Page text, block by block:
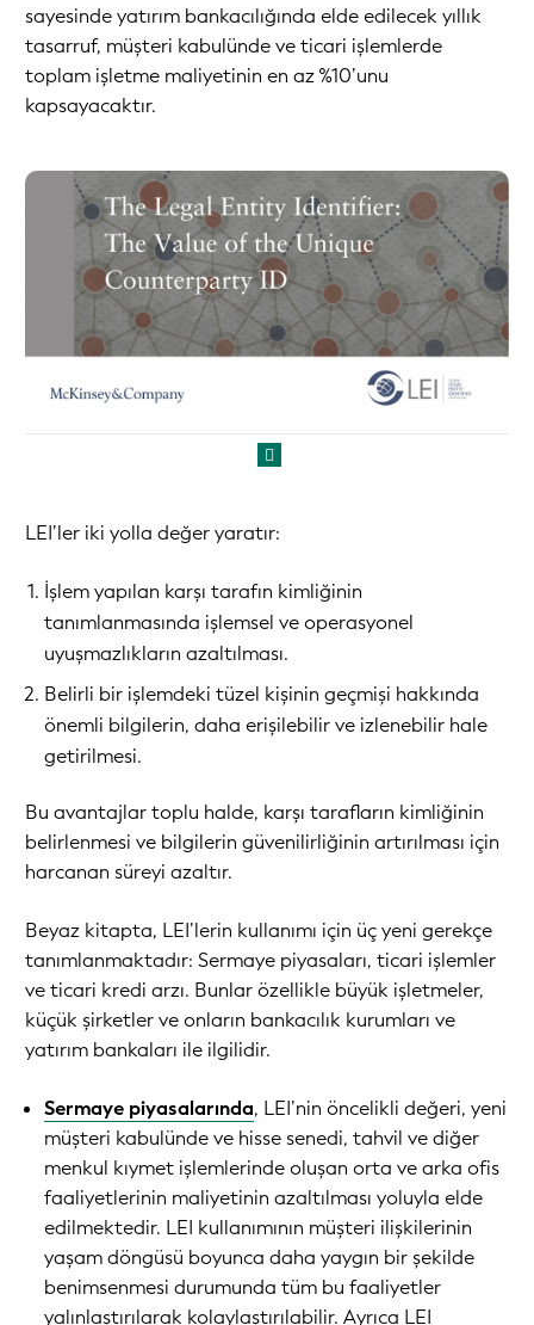
sayesinde yatırım bankacılığında elde edilecek yıllık
tasarruf, müşteri kabulünde ve ticari işlemlerde
toplam işletme maliyetinin en az %10’unu
kapsayacaktır.
LEI’ler iki yolla değer yaratır:
İşlem yapılan karşı tarafın kimliğinin
tanımlanmasında işlemsel ve operasyonel
uyuşmazlıkların azaltılması.
Belirli bir işlemdeki tüzel kişinin geçmişi hakkında
önemli bilgilerin, daha erişilebilir ve izlenebilir hale
getirilmesi.
Bu avantajlar toplu halde, karşı tarafların kimliğinin
belirlenmesi ve bilgilerin güvenilirliğinin artırılması için
harcanan süreyi azaltır.
Beyaz kitapta, LEI’lerin kullanımı için üç yeni gerekçe
tanımlanmaktadır: Sermaye piyasaları, ticari işlemler
ve ticari kredi arzı. Bunlar özellikle büyük işletmeler,
küçük şirketler ve onların bankacılık kurumları ve
yatırım bankaları ile ilgilidir.
Sermaye piyasalarında, LEI’nin öncelikli değeri, yeni
müşteri kabulünde ve hisse senedi, tahvil ve diğer
menkul kıymet işlemlerinde oluşan orta ve arka ofis
faaliyetlerinin maliyetinin azaltılması yoluyla elde
edilmektedir. LEI kullanımının müşteri ilişkilerinin
yaşam döngüsü boyunca daha yaygın bir şekilde
benimsenmesi durumunda tüm bu faaliyetler
yalınlaştırılarak kolaylaştırılabilir. Ayrıca LEI